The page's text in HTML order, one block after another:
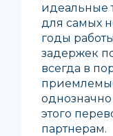
идеальные
для самых
годы
задержек
всегда в
этого
партнерам.